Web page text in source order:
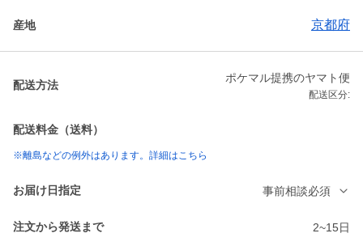
産地 京都府
配送方法
ポケマル提携のヤマト便
配送区分:
配送料金（送料）
※離島などの例外はあります。詳細はこちら
お届け日指定 事前相談必須
注文から発送まで 2~15日